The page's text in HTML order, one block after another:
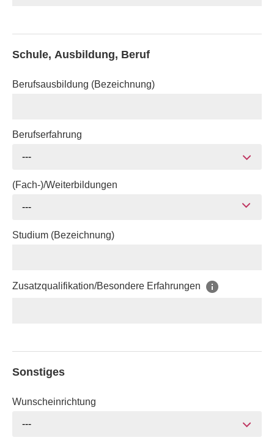
Schule, Ausbildung, Beruf
Berufsausbildung (Bezeichnung)
Berufserfahrung
---
(Fach-)/Weiterbildungen
---
Studium (Bezeichnung)
Zusatzqualifikation/Besondere Erfahrungen
Sonstiges
Wunscheinrichtung
---